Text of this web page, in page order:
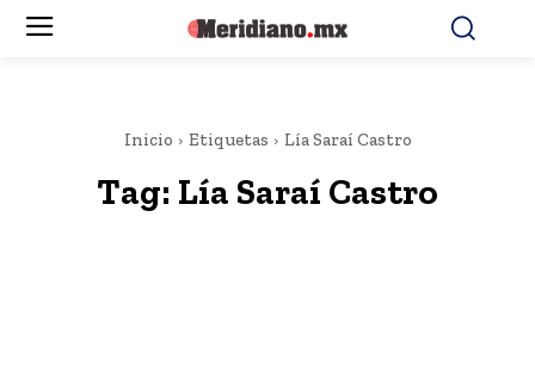
Inicio Etiquetas Lía Saraí Castro
Tag: Lía Saraí Castro